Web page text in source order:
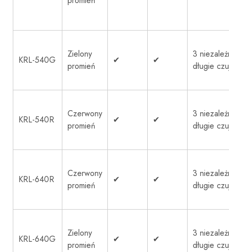
KRL-540G
Zielony
promień
✔ ✔
3
długie
KRL-540R
Czerwony
promień
✔ ✔
3
długie
KRL-640R
Czerwony
promień
✔ ✔
3
długie
KRL-640G
Zielony
promień
✔ ✔
3
długie